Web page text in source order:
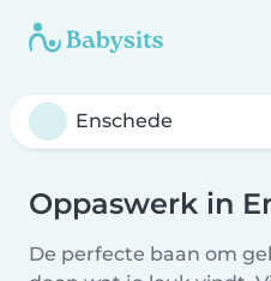
Oppaswerk in
De perfecte baan om